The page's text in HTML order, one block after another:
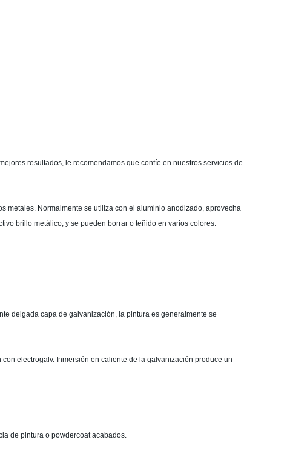
resultados, le recomendamos que confíe en nuestros servicios de
metales. Normalmente se utiliza con el aluminio anodizado, aprovecha
brillo metálico, y se pueden borrar o teñido en varios colores.
delgada capa de galvanización, la pintura es generalmente se
electrogalv. Inmersión en caliente de la galvanización produce un
de pintura o powdercoat acabados.